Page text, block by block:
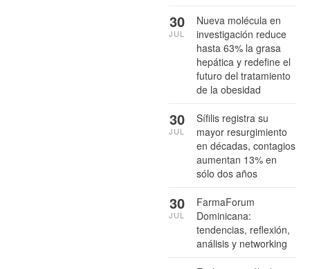
Nueva molécula en
investigación reduce
hasta 63% la grasa
hepática y redefine el
futuro del tratamiento
de la obesidad
30
JUL
Sífilis registra su
mayor resurgimiento
en décadas, contagios
aumentan 13% en
sólo dos años
30
JUL
FarmaForum
Dominicana:
tendencias, reflexión,
análisis y networking
30
JUL